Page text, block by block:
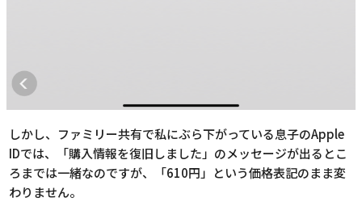
しかし、ファミリー共有で私にぶら下がっている息子のApple
IDでは、「購入情報を復旧しました」のメッセージが出るとこ
ろまでは一緒なのですが、「610円」という価格表記のまま変
わりません。